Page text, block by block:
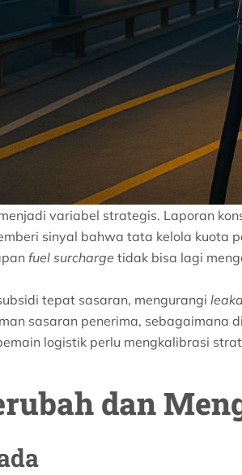
variabel strategis. Laporan
sinyal bahwa tata kelola kuota
fuel surcharge tidak bisa lagi
tepat sasaran, mengurangi
sasaran penerima, sebagaimana
logistik perlu mengkalibrasi
dan